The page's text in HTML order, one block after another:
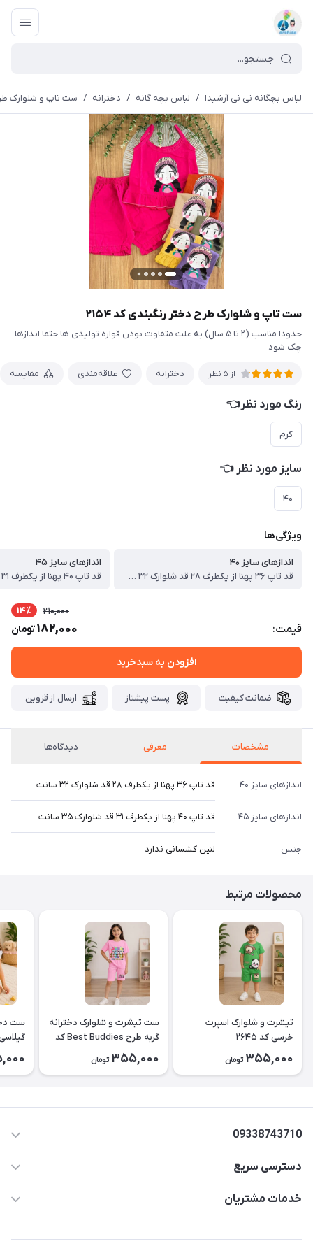
لباس بچگانه نی نی آرشیدا / لباس بچه گانه / دخترانه / ست تاپ و شلوارک طرح
ست تاپ و شلوارک طرح دختر رنگبندی کد ۲۱۵۴
حدودا مناسب (۲ تا ۵ سال) به علت متفاوت بودن قواره تولیدی ها حتما اندازها
چک شود
از 5 نظر دخترانه علاقه‌مندی مقایسه
رنگ مورد نظر👈
کرم
سایز مورد نظر 👈
۴۰
ویژگی‌ها
اندازهای سایز ۴۰
قد تاپ ۳۶ پهنا از یکطرف ۲۸ قد شلوارک ۳۲ سانت
اندازهای سایز ۴۵
قیمت:
210,000 14٪
182,000تومان
افزودن به سبدخرید
ضمانت کیفیت پست پیشتاز ارسال از قزوین
مشخصات معرفی دیدگاه‌ها
اندازهای سایز ۴۰ قد تاپ ۳۶ پهنا از یکطرف ۲۸ قد شلوارک ۳۲ سانت
اندازهای سایز ۴۵ قد تاپ ۴۰ پهنا از یکطرف ۳۱ قد شلوارک ۳۵ سانت
جنس لنین کشسانی ندارد
محصولات مرتبط
تیشرت و شلوارک اسپرت
خرسی کد ۲۶۴۵
355,000 تومان
ست تیشرت و شلوارک دخترانه
گربه طرح Best Buddies کد
355,000 تومان
ست
09338743710
دسترسی سریع
حساب کاربری
لیست محصولات
خدمات مشتریان